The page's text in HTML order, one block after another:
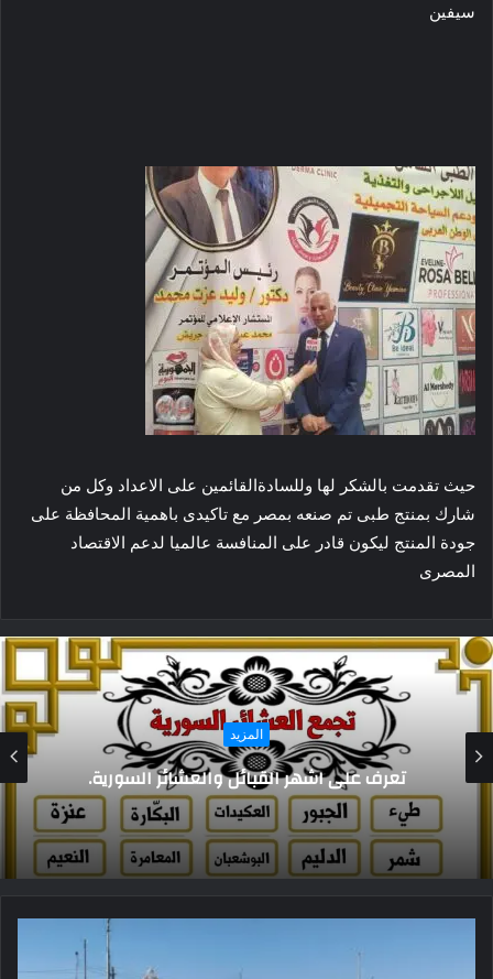
سيفين
حيث تقدمت بالشكر لها وللسادةالقائمين على الاعداد وكل من
شارك بمنتج طبى تم صنعه بمصر مع تاكيدى باهمية المحافظة على
جودة المنتج ليكون قادر على المنافسة عالميا لدعم الاقتصاد
المصرى
المزيد
“سوريا ومصر” إتحاد في حرب أكتوبر 1973